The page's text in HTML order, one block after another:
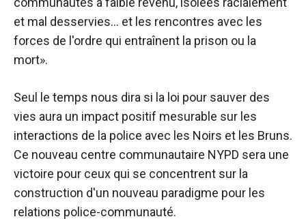
et mal desservies… et les rencontres avec les
forces de l'ordre qui entraînent la prison ou la
mort».
Seul le temps nous dira si la loi pour sauver des
vies aura un impact positif mesurable sur les
interactions de la police avec les Noirs et les Bruns.
Ce nouveau centre communautaire NYPD sera une
victoire pour ceux qui se concentrent sur la
construction d'un nouveau paradigme pour les
relations police-communauté.